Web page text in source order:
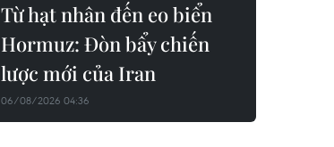
Từ hạt nhân đến eo biển
Hormuz: Đòn bẩy chiến
lược mới của Iran
06/08/2026 04:36